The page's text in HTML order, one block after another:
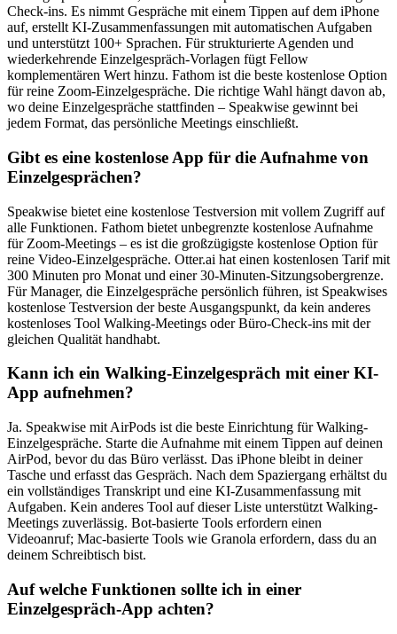
Check-ins. Es nimmt Gespräche mit einem Tippen auf dem iPhone
auf, erstellt KI-Zusammenfassungen mit automatischen Aufgaben
und unterstützt 100+ Sprachen. Für strukturierte Agenden und
wiederkehrende Einzelgespräch-Vorlagen fügt Fellow
komplementären Wert hinzu. Fathom ist die beste kostenlose Option
für reine Zoom-Einzelgespräche. Die richtige Wahl hängt davon ab,
wo deine Einzelgespräche stattfinden – Speakwise gewinnt bei
jedem Format, das persönliche Meetings einschließt.
Gibt es eine kostenlose App für die Aufnahme von
Einzelgesprächen?
Speakwise bietet eine kostenlose Testversion mit vollem Zugriff auf
alle Funktionen. Fathom bietet unbegrenzte kostenlose Aufnahme
für Zoom-Meetings – es ist die großzügigste kostenlose Option für
reine Video-Einzelgespräche. Otter.ai hat einen kostenlosen Tarif mit
300 Minuten pro Monat und einer 30-Minuten-Sitzungsobergrenze.
Für Manager, die Einzelgespräche persönlich führen, ist Speakwises
kostenlose Testversion der beste Ausgangspunkt, da kein anderes
kostenloses Tool Walking-Meetings oder Büro-Check-ins mit der
gleichen Qualität handhabt.
Kann ich ein Walking-Einzelgespräch mit einer KI-
App aufnehmen?
Ja. Speakwise mit AirPods ist die beste Einrichtung für Walking-
Einzelgespräche. Starte die Aufnahme mit einem Tippen auf deinen
AirPod, bevor du das Büro verlässt. Das iPhone bleibt in deiner
Tasche und erfasst das Gespräch. Nach dem Spaziergang erhältst du
ein vollständiges Transkript und eine KI-Zusammenfassung mit
Aufgaben. Kein anderes Tool auf dieser Liste unterstützt Walking-
Meetings zuverlässig. Bot-basierte Tools erfordern einen
Videoanruf; Mac-basierte Tools wie Granola erfordern, dass du an
deinem Schreibtisch bist.
Auf welche Funktionen sollte ich in einer
Einzelgespräch-App achten?